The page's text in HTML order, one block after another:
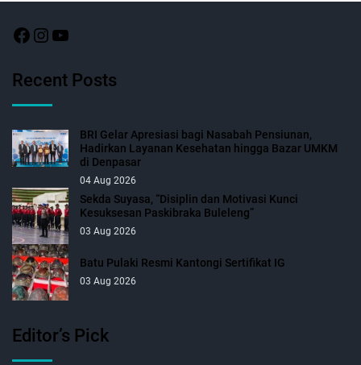
Recent Posts
BRI Gelar Apresiasi bagi Nasabah Pensiunan,
Hadirkan Layanan Kesehatan hingga Bazar UMKM
di Denpasar
04 Aug 2026
Sekda Suyasa, “Disiplin dan Motivasi Kunci
Kesuksesan Paskibraka Buleleng”
03 Aug 2026
Batu Pulaki Resmi Kantongi Sertifikat IG
03 Aug 2026
Editor’s Pick